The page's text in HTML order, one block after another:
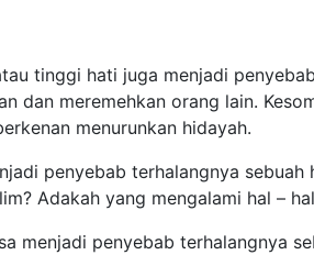
tinggi hati juga menjadi
dan meremehkan orang lain.
menurunkan hidayah.
penyebab terhalangnya
Adakah yang mengalami hal –
menjadi penyebab terhalangnya